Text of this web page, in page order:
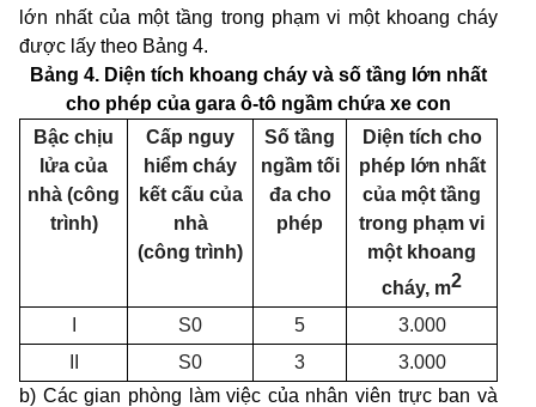
lớn nhất của một tầng trong phạm vi một khoang cháy
được lấy theo Bảng 4.
Bảng 4. Diện tích khoang cháy và số tầng lớn nhất
cho phép của gara ô-tô ngầm chứa xe con
Bậc chịu
lửa của
nhà (công
trình)
Cấp nguy
hiểm cháy
kết cấu của
nhà
(công trình)
Số tầng
ngầm tối
đa cho
phép
Diện tích cho
phép lớn nhất
của một tầng
trong phạm vi
một khoang
cháy, m2
S0 5
3.000
S0 3
3.000
b) Các gian phòng làm việc của nhân viên trực ban và